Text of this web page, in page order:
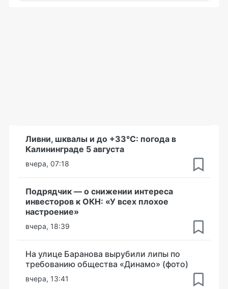
Ливни, шквалы и до +33°С: погода в
Калининграде 5 августа
вчера, 07:18
Подрядчик — о снижении интереса
инвесторов к ОКН: «У всех плохое
настроение»
вчера, 18:39
На улице Баранова вырубили липы по
требованию общества «Динамо» (фото)
вчера, 13:41